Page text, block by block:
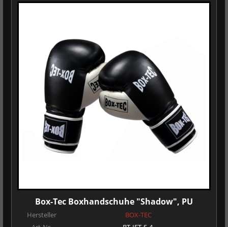
Box-Tec Boxhandschuhe "Shadow", PU
Hersteller
BOX-TEC